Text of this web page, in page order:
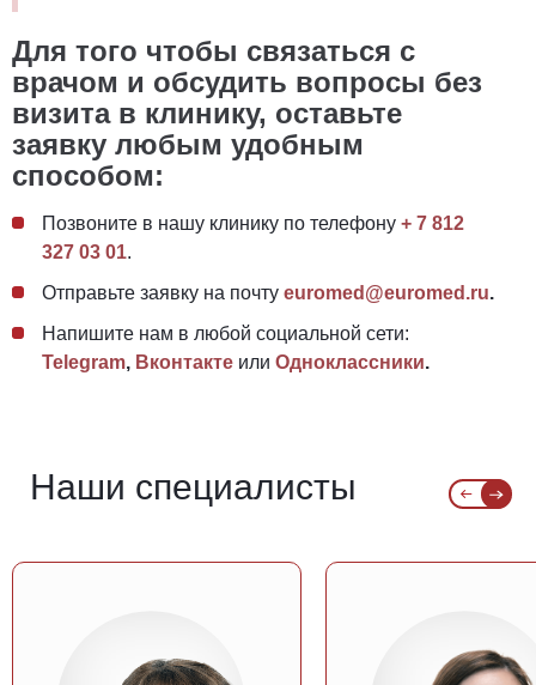
Для того чтобы связаться с
врачом и обсудить вопросы без
визита в клинику, оставьте
заявку любым удобным
способом:
Позвоните в нашу клинику по телефону + 7 812
327 03 01.
Отправьте заявку на почту euromed@euromed.ru.
Напишите нам в любой социальной сети:
Telegram, Вконтакте или Одноклассники.
Наши специалисты